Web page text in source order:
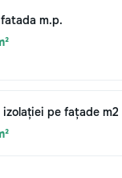
m.p.
izolației pe fațade m2